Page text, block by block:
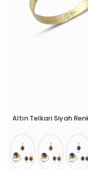
Altın Telkari Siyah